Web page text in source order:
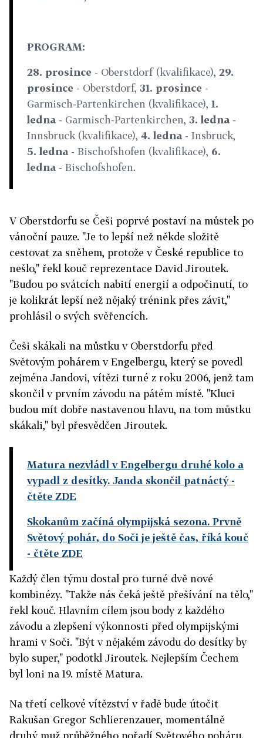
PROGRAM:
28. prosince - Oberstdorf (kvalifikace), 29.
prosince - Oberstdorf, 31. prosince -
Garmisch-Partenkirchen (kvalifikace), 1.
ledna - Garmisch-Partenkirchen, 3. ledna -
Innsbruck (kvalifikace), 4. ledna - Insbruck,
5. ledna - Bischofshofen (kvalifikace), 6.
ledna - Bischofshofen.
V Oberstdorfu se Češi poprvé postaví na můstek po
vánoční pauze. "Je to lepší než někde složitě
cestovat za sněhem, protože v České republice to
nešlo," řekl kouč reprezentace David Jiroutek.
"Budou po svátcích nabití energií a odpočinutí, to
je kolikrát lepší než nějaký trénink přes závit,"
prohlásil o svých svěřencích.
Češi skákali na můstku v Oberstdorfu před
Světovým pohárem v Engelbergu, který se povedl
zejména Jandovi, vítězi turné z roku 2006, jenž tam
skončil v prvním závodu na pátém místě. "Kluci
budou mít dobře nastavenou hlavu, na tom můstku
skákali," byl přesvědčen Jiroutek.
Matura nezvládl v Engelbergu druhé kolo a
vypadl z desítky. Janda skončil patnáctý-
čtěte ZDE
Skokanům začíná olympijská sezona. Prvně
Světový pohár, do Soči je ještě čas, říká kouč
- čtěte ZDE
Každý člen týmu dostal pro turné dvě nové
kombinézy. "Takže nás čeká ještě přešívání na tělo,"
řekl kouč. Hlavním cílem jsou body z každého
závodu a zlepšení výkonnosti před olympijskými
hrami v Soči. "Být v nějakém závodu do desítky by
bylo super," podotkl Jiroutek. Nejlepším Čechem
byl loni na 19. místě Matura.
Na třetí celkové vítězství v řadě bude útočit
Rakušan Gregor Schlierenzauer, momentálně
druhý muž průběžného pořadí Světového poháru.